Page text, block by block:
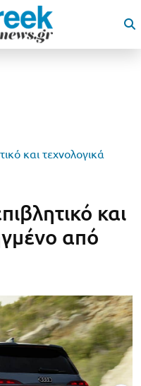
και τεχνολογικά
και
από